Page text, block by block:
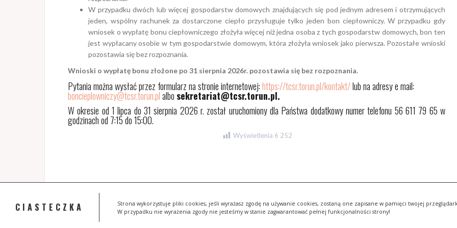
CIASTECZKA
Strona wykorzystuje pliki cookies, jeśli wyrażasz zgodę na używanie cookies, zostaną one zapisane w pamięci twojej
W przypadku nie wyrażenia zgody nie jesteśmy w stanie zagwarantować pełnej funkcjonalności strony!
W przypadku dwóch lub więcej gospodarstw domowych znajdujących się pod jednym adresem i otrzymujących
jeden, wspólny rachunek za dostarczone ciepło przysługuje tylko jeden bon ciepłowniczy. W przypadku gdy
wniosek o wypłatę bonu ciepłowniczego złożyła więcej niż jedna osoba z tych gospodarstw domowych, bon ten
jest wypłacany osobie w tym gospodarstwie domowym, która złożyła wniosek jako pierwsza. Pozostałe wnioski
pozostawia się bez rozpoznania.
Wnioski o wypłatę bonu złożone po 31 sierpnia 2026r. pozostawia się bez rozpoznania.
Pytania można wysłać przez formularz na stronie internetowej:https://tcsr.torun.pl/kontakt/lub na adresy e mail:
boncieplowniczy@tcsr.torun.plalbo sekretariat@tcsr.torun.pl.
W okresie od 1 lipca do 31 sierpnia 2026 r. został uruchomiony dla Państwa dodatkowy numer telefonu 56 611 79 65 w
godzinach od 7:15 do 15:00.
Wyświetlenia 6 252